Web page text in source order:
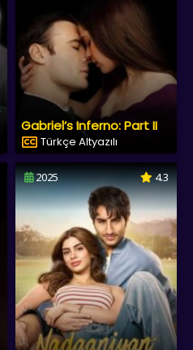
Gabriel’s Inferno: Part II
Türkçe Altyazılı
2025 4.3